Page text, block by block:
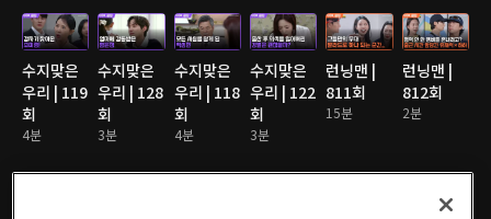
수지맞은
우리 | 119
회
4분
수지맞은
우리 | 128
회
3분
수지맞은
우리 | 118
회
4분
수지맞은
우리 | 122
회
3분
런닝맨 |
811회
15분
런닝맨 |
812회
2분